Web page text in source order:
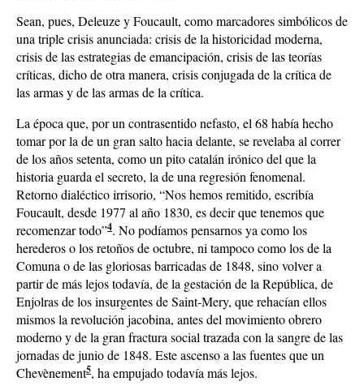
Sean, pues, Deleuze y Foucault, como marcadores simbólicos de
una triple crisis anunciada: crisis de la historicidad moderna,
crisis de las estrategias de emancipación, crisis de las teorías
críticas, dicho de otra manera, crisis conjugada de la crítica de
las armas y de las armas de la crítica.
La época que, por un contrasentido nefasto, el 68 había hecho
tomar por la de un gran salto hacia delante, se revelaba al correr
de los años setenta, como un pito catalán irónico del que la
historia guarda el secreto, la de una regresión fenomenal.
Retorno dialéctico irrisorio, “Nos hemos remitido, escribía
Foucault, desde 1977 al año 1830, es decir que tenemos que
recomenzar todo”4. No podíamos pensarnos ya como los
herederos o los retoños de octubre, ni tampoco como los de la
Comuna o de las gloriosas barricadas de 1848, sino volver a
partir de más lejos todavía, de la gestación de la República, de
Enjolras de los insurgentes de Saint-Mery, que rehacían ellos
mismos la revolución jacobina, antes del movimiento obrero
moderno y de la gran fractura social trazada con la sangre de las
jornadas de junio de 1848. Este ascenso a las fuentes que un
Chevènement5, ha empujado todavía más lejos.